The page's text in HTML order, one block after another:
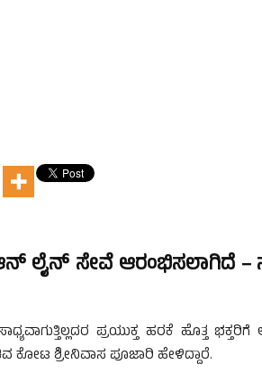
ಲೈನ್ ಸೇವೆ ಆರಂಭಿಸಲಾಗಿದೆ
ಪ್ರಯುಕ್ತ ಹರಕೆ ಹೊತ್ತ ಭಕ್ತರಿಗೆ
ಶ್ರೀನಿವಾಸ ಪೂಜಾರಿ ಹೇಳಿದ್ದಾರೆ.